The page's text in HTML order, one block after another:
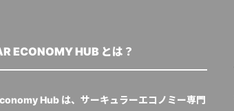
ECONOMY HUB とは？
Hub は、サーキュラーエコノミー専門